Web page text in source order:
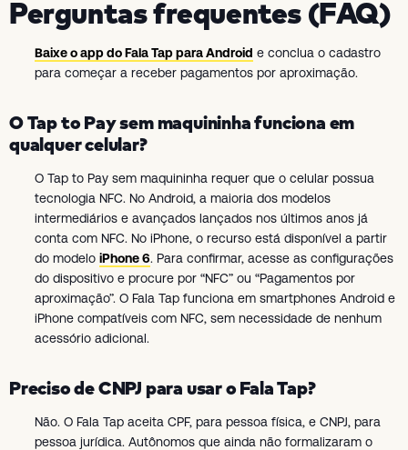
Perguntas frequentes (FAQ)
Baixe o app do Fala Tap para Android e conclua o cadastro
para começar a receber pagamentos por aproximação.
O Tap to Pay sem maquininha funciona em
qualquer celular?
O Tap to Pay sem maquininha requer que o celular possua
tecnologia NFC. No Android, a maioria dos modelos
intermediários e avançados lançados nos últimos anos já
conta com NFC. No iPhone, o recurso está disponível a partir
do modelo iPhone 6. Para confirmar, acesse as configurações
do dispositivo e procure por “NFC” ou “Pagamentos por
aproximação”. O Fala Tap funciona em smartphones Android e
iPhone compatíveis com NFC, sem necessidade de nenhum
acessório adicional.
Preciso de CNPJ para usar o Fala Tap?
Não. O Fala Tap aceita CPF, para pessoa física, e CNPJ, para
pessoa jurídica. Autônomos que ainda não formalizaram o